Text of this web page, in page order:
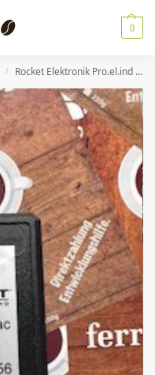
0
/ Rocket Elektronik Pro.el.ind A199906656